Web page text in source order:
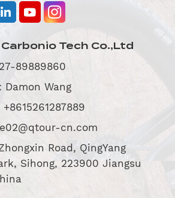
Tech Co.,Ltd
89889860
Wang
cn.com
Road, QingYang
Sihong, 223900 Jiangsu